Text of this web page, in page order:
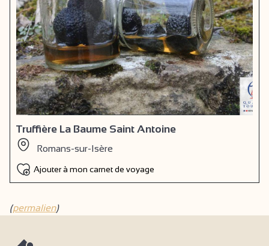
Truffière La Baume Saint Antoine
Romans-sur-Isère
Ajouter à mon carnet de voyage
(permalien)